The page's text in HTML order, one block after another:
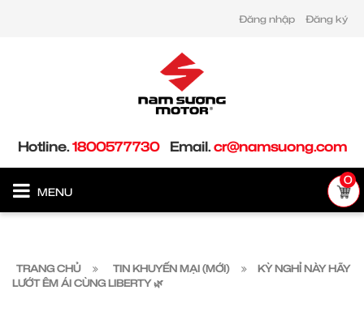
Đăng nhập Đăng ký
Hotline.1800577730 Email.cr@namsuong.com
MENU
0
TRANG CHỦ TIN KHUYẾN MẠI (MỚI)
KỲ NGHỈ NÀY HÃY
LƯỚT ÊM ÁI CÙNG LIBERTY 🌿